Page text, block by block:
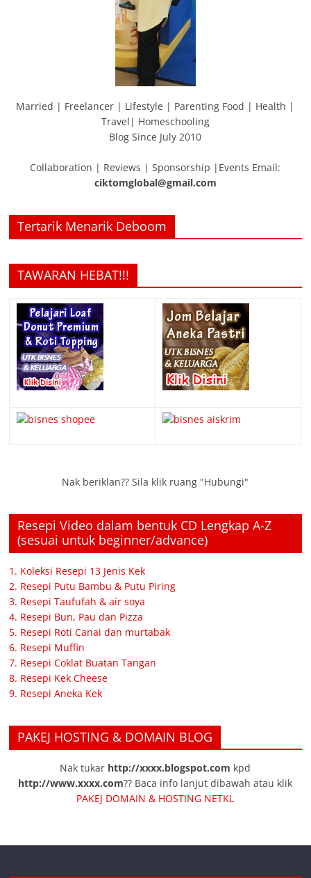
Married | Freelancer | Lifestyle | Parenting Food | Health |
Travel| Homeschooling
Blog Since July 2010
Collaboration | Reviews | Sponsorship |Events Email:
ciktomglobal@gmail.com
Tertarik Menarik Deboom
TAWARAN HEBAT!!!
Nak beriklan?? Sila klik ruang "Hubungi"
Resepi Video dalam bentuk CD Lengkap A-Z
(sesuai untuk beginner/advance)
1. Koleksi Resepi 13 Jenis Kek
2. Resepi Putu Bambu & Putu Piring
3. Resepi Taufufah & air soya
4. Resepi Bun, Pau dan Pizza
5. Resepi Roti Canai dan murtabak
6. Resepi Muffin
7. Resepi Coklat Buatan Tangan
8. Resepi Kek Cheese
9. Resepi Aneka Kek
PAKEJ HOSTING & DOMAIN BLOG
Nak tukar http://xxxx.blogspot.com kpd
http://www.xxxx.com?? Baca info lanjut dibawah atau klik
PAKEJ DOMAIN & HOSTING NETKL